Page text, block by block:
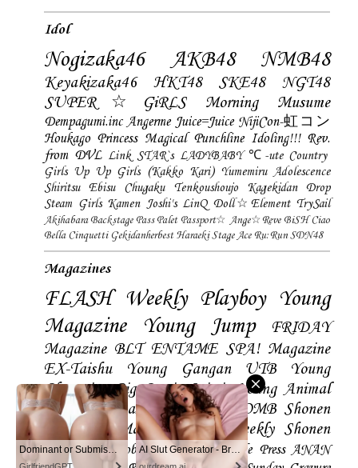
Dominant or Submissive? Cold or Wild? AI Slut Generator - Bring your Fantasies to life 🔥
Idol
Nogizaka46 AKB48 NMB48
Keyakizaka46 HKT48 SKE48
NGT48
SUPER☆GiRLS
Morning Musume
Dempagumi.inc Angerme Juice=Juice NijiCon-虹コン
Houkago Princess Magical Punchline Idoling!!! Rev.
from DVL Link STAR`s LADYBABY ℃-ute Country
Girls Up Up Girls (Kakko Kari) Yumemiru Adolescence
Shiritsu Ebisu Chugaku
Tenkoushoujo Kagekidan
Drop
Steam Girls Kamen Joshi's LinQ Doll☆Element TrySail
Akihabara Backstage Pass Palet Passport☆ Ange☆Reve BiSH Ciao
Bella Cinquetti Gekidanherbest Haraeki Stage Ace Ru:Run SDN48
Magazines
FLASH Weekly Playboy Young
Magazine
Young Jump
FRIDAY
Magazine BLT ENTAME SPA! Magazine
EX-Taishu
Young Gangan UTB
Young
Champion Big Comic Spirtis Young Animal
Shonen Magazine BUBKA BOMB Shonen
Champion Manga Action Weekly Shonen
Sunday Photobooks BRODY Hustle Press ANAN